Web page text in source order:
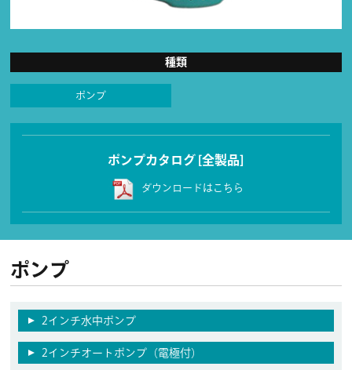
種類
ポンプ
ポンプカタログ [全製品]
ダウンロードはこちら
ポンプ
2インチ水中ポンプ
2インチオートポンプ（電極付）